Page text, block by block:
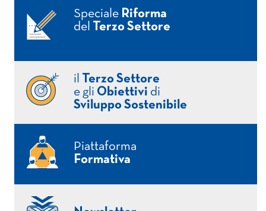
Speciale Riforma
del
Terzo Settore
il
Terzo Settore
e gli Obiettivi di
Sviluppo Sostenibile
Piattaforma
Formativa